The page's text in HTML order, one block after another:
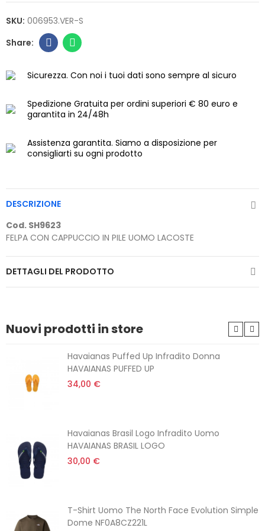
SKU: 006953.VER-S
Sicurezza. Con noi i tuoi dati sono sempre al sicuro
Spedizione Gratuita per ordini superiori € 80 euro e
garantita in 24/48h
Assistenza garantita. Siamo a disposizione per
consigliarti su ogni prodotto
DESCRIZIONE
Cod. SH9623
FELPA CON CAPPUCCIO IN PILE UOMO LACOSTE
DETTAGLI DEL PRODOTTO
Nuovi prodotti in store
Havaianas Puffed Up Infradito Donna
HAVAIANAS PUFFED UP
34,00 €
Havaianas Brasil Logo Infradito Uomo
HAVAIANAS BRASIL LOGO
30,00 €
T-Shirt Uomo The North Face Evolution Simple
Dome NF0A8CZ221L